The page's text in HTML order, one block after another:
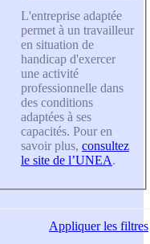
L'entreprise adaptée
permet à un travailleur
en situation de
handicap d'exercer
une activité
professionnelle dans
des conditions
adaptées à ses
capacités. Pour en
savoir plus, consultez
le site de l’UNEA.
Appliquerles filtres